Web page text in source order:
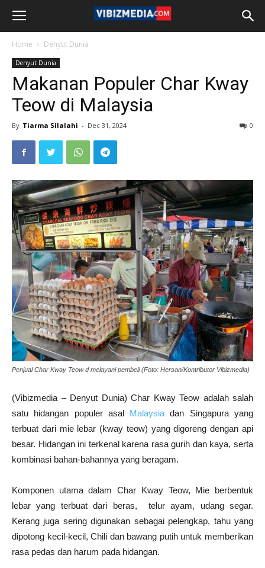
Home Denyut Dunia
Denyut Dunia
Makanan Populer Char Kway
Teow di Malaysia
By Tiarma Silalahi - Dec 31, 2024 0
Penjual Char Kway Teow d melayani pembeli (Foto: Hersan/Kontributor Vibizmedia)
(Vibizmedia – Denyut Dunia) Char Kway Teow adalah salah
satu hidangan populer asal Malaysia dan Singapura yang
terbuat dari mie lebar (kway teow) yang digoreng dengan api
besar. Hidangan ini terkenal karena rasa gurih dan kaya, serta
kombinasi bahan-bahannya yang beragam.
Komponen utama dalam Char Kway Teow, Mie berbentuk
lebar yang terbuat dari beras, telur ayam, udang segar.
Kerang juga sering digunakan sebagai pelengkap, tahu yang
dipotong kecil-kecil, Chili dan bawang putih untuk memberikan
rasa pedas dan harum pada hidangan.